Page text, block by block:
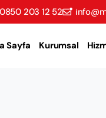
0850 203 12 52
Sayfa Kurumsal